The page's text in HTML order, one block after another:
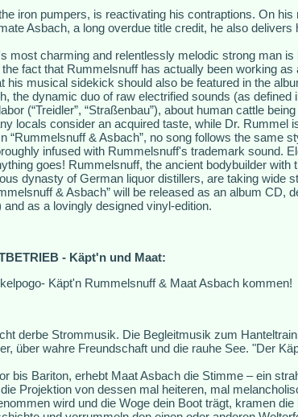
iron pumpers, is reactivating his contraptions. On
Asbach, a long overdue title credit, he also
most charming and relentlessly melodic strong man
fact that Rummelsnuff has actually been working
musical sidekick should also be featured in the
the dynamic duo of raw electrified sounds (as defined
(“Treidler”, “Straßenbau”), about human cattle
locals consider an acquired taste, while Dr. Rummel
“Rummelsnuff & Asbach”, no song follows the same
infused with Rummelsnuff's trademark sound.
goes! Rummelsnuff, the ancient bodybuilder with
dynasty of German liquor distillers, are taking wide
& Asbach” will be released as an album CD,
as a lovingly designed vinyl-edition.
- Käpt'n und Maat:
Käpt'n Rummelsnuff & Maat Asbach kommen!
derbe Strommusik. Die Begleitmusik zum
über wahre Freundschaft und die rauhe See. "Der
bis Bariton, erhebt Maat Asbach die Stimme – ein
Projektion von dessen mal heiteren, mal
wird und die Woge dein Boot trägt, kramen